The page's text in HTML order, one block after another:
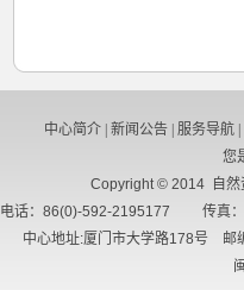
中心简介 新闻公告 服务导航
您
Copyright © 2014 自然
电话：86(0)-592-2195177 传真
中心地址:厦门市大学路178号